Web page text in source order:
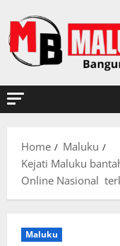
to
content
Home
Maluku
Kejati Maluku
Online Nasional
Maluku